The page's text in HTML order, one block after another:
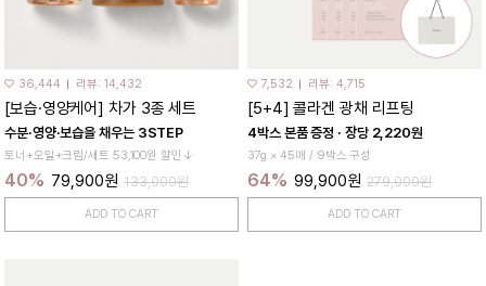
♡ 36,444 리뷰: 14,432
[보습·영양케어] 차가 3종 세트
수분·영양·보습을 채우는 3STEP
토너+오일+크림/세트 53,100원 할인↓
40% 79,900원 133,000원
ADD TO CART
♡ 7,532 리뷰: 4,715
[5+4] 콜라겐 광채 리프팅
4박스 본품 증정 · 장당 2,220원
37g × 45매 / 9박스 구성
64% 99,900원 279,000원
ADD TO CART